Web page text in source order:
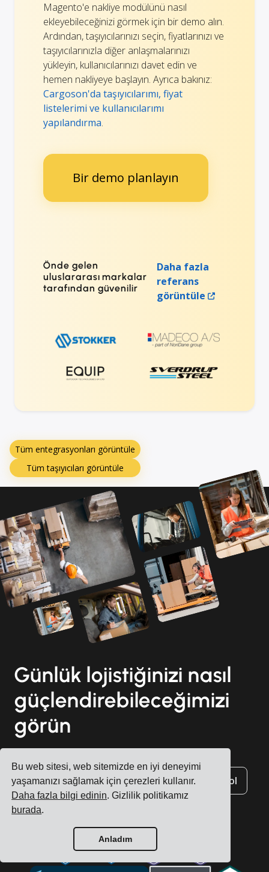
Bu web sitesi, web sitemizde en iyi deneyimi
yaşamanızı sağlamak için çerezleri kullanır.
Daha fazla bilgi edinin. Gizlilik politikamız
burada.
Anladım
Magento'e nakliye modülünü nasıl
ekleyebileceğinizi görmek için bir demo alın.
Ardından, taşıyıcılarınızı seçin, fiyatlarınızı ve
taşıyıcılarınızla diğer anlaşmalarınızı
yükleyin, kullanıcılarınızı davet edin ve
hemen nakliyeye başlayın. Ayrıca bakınız:
Cargoson'da taşıyıcılarımı, fiyat
listelerimi ve kullanıcılarımı
yapılandırma.
Bir demo planlayın
Önde gelen
uluslararası markalar
tarafından güvenilir
Daha fazla
referans
görüntüle
Tüm entegrasyonları görüntüle
Tüm taşıyıcıları görüntüle
Günlük lojistiğinizi nasıl
güçlendirebileceğimizi
görün
Hesap oluştur Ücretsiz demo için kaydol